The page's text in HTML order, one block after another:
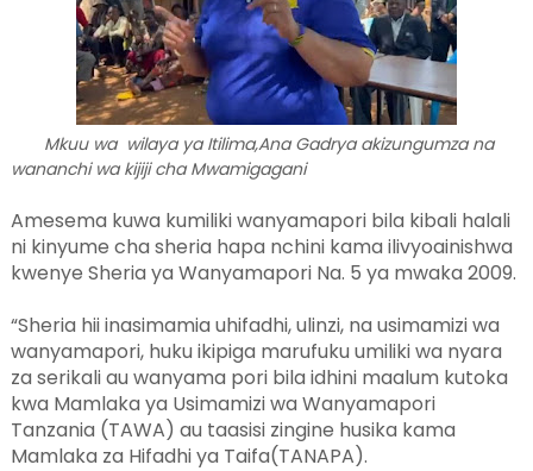
Mkuu wa wilaya ya Itilima,Ana Gadrya akizungumza na
wananchi wa kijiji cha Mwamigagani
Amesema kuwa kumiliki wanyamapori bila kibali halali
ni kinyume cha sheria hapa nchini kama ilivyoainishwa
kwenye Sheria ya Wanyamapori Na. 5 ya mwaka 2009.
“Sheria hii inasimamia uhifadhi, ulinzi, na usimamizi wa
wanyamapori, huku ikipiga marufuku umiliki wa nyara
za serikali au wanyama pori bila idhini maalum kutoka
kwa Mamlaka ya Usimamizi wa Wanyamapori
Tanzania (TAWA) au taasisi zingine husika kama
Mamlaka za Hifadhi ya Taifa(TANAPA).